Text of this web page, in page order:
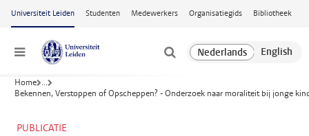
Ga naar hoofdinhoud
Universiteit Leiden Studenten Medewerkers Organisatiegids Bibliotheek
Menu
Home ...
Bekennen, Verstoppen of Opscheppen? - Onderzoek naar moraliteit bij jonge
PUBLICATIE